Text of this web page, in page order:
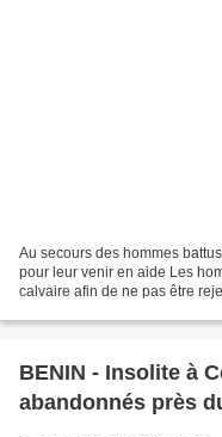
Au secours des hommes
pour leur venir en aide Les
calvaire afin de ne pas être
BENIN - Insolite à
abandonnés près